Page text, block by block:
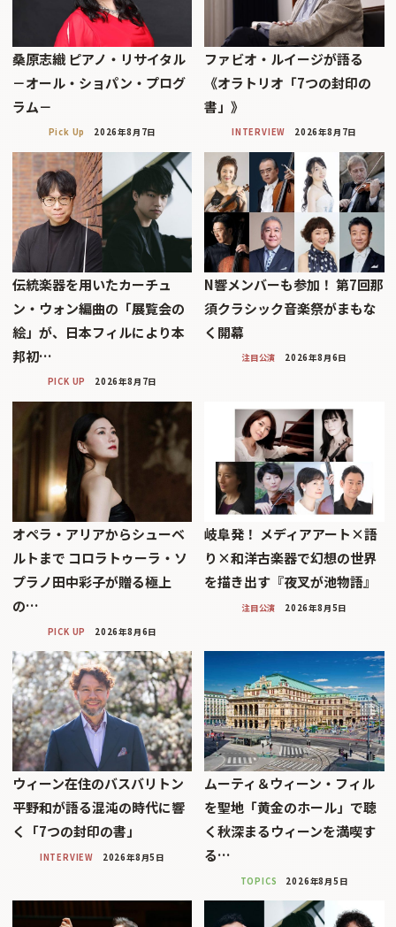
桑原志織 ピアノ・リサイタル
－オール・ショパン・プログ
ラム－
Pick Up 2026年8月7日
ファビオ・ルイージが語る
《オラトリオ「7つの封印の
書」》
INTERVIEW 2026年8月7日
伝統楽器を用いたカーチュ
ン・ウォン編曲の「展覧会の
絵」が、日本フィルにより本
邦初…
PICK UP 2026年8月7日
N響メンバーも参加！ 第7回那
須クラシック音楽祭がまもな
く開幕
注目公演 2026年8月6日
オペラ・アリアからシューベ
ルトまで コロラトゥーラ・ソ
プラノ田中彩子が贈る極上
の…
PICK UP 2026年8月6日
岐阜発！ メディアアート×語
り×和洋古楽器で幻想の世界
を描き出す『夜叉が池物語』
注目公演 2026年8月5日
ウィーン在住のバスバリトン
平野和が語る混沌の時代に響
く「7つの封印の書」
INTERVIEW 2026年8月5日
ムーティ＆ウィーン・フィル
を聖地「黄金のホール」で聴
く秋深まるウィーンを満喫す
る…
TOPICS 2026年8月5日